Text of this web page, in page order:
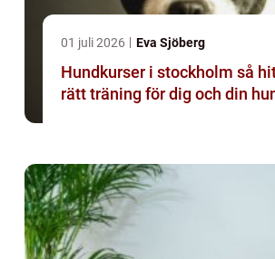
01 juli 2026 Eva Sjöberg
Hundkurser i stockholm så hittar du
rätt träning för dig och din